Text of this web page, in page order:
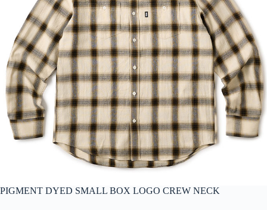
PIGMENT DYED SMALL BOX LOGO CREW NECK